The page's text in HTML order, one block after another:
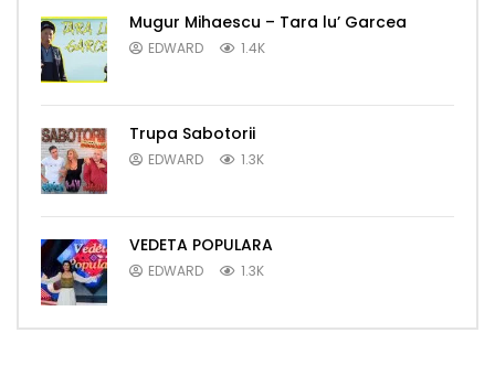
Mugur Mihaescu – Tara lu’ Garcea
EDWARD 1.4K
Trupa Sabotorii
EDWARD 1.3K
VEDETA POPULARA
EDWARD 1.3K